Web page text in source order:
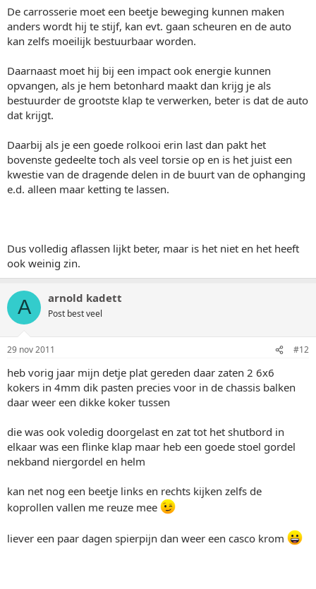
De carrosserie moet een beetje beweging kunnen maken
anders wordt hij te stijf, kan evt. gaan scheuren en de auto
kan zelfs moeilijk bestuurbaar worden.
Daarnaast moet hij bij een impact ook energie kunnen
opvangen, als je hem betonhard maakt dan krijg je als
bestuurder de grootste klap te verwerken, beter is dat de auto
dat krijgt.
Daarbij als je een goede rolkooi erin last dan pakt het
bovenste gedeelte toch als veel torsie op en is het juist een
kwestie van de dragende delen in de buurt van de ophanging
e.d. alleen maar ketting te lassen.
Dus volledig aflassen lijkt beter, maar is het niet en het heeft
ook weinig zin.
A arnold kadett
Post best veel
29 nov 2011 #12
heb vorig jaar mijn detje plat gereden daar zaten 2 6x6
kokers in 4mm dik pasten precies voor in de chassis balken
daar weer een dikke koker tussen
die was ook voledig doorgelast en zat tot het shutbord in
elkaar was een flinke klap maar heb een goede stoel gordel
nekband niergordel en helm
kan net nog een beetje links en rechts kijken zelfs de
koprollen vallen me reuze mee
liever een paar dagen spierpijn dan weer een casco krom